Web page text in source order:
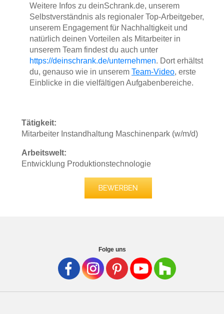
Weitere Infos zu deinSchrank.de, unserem
Selbstverständnis als regionaler Top-Arbeitgeber,
unserem Engagement für Nachhaltigkeit und
natürlich deinen Vorteilen als Mitarbeiter in
unserem Team findest du auch unter
https://deinschrank.de/unternehmen. Dort erhältst
du, genauso wie in unserem Team-Video, erste
Einblicke in die vielfältigen Aufgabenbereiche.
Tätigkeit:
Mitarbeiter Instandhaltung Maschinenpark (w/m/d)
Arbeitswelt:
Entwicklung Produktionstechnologie
Folge uns